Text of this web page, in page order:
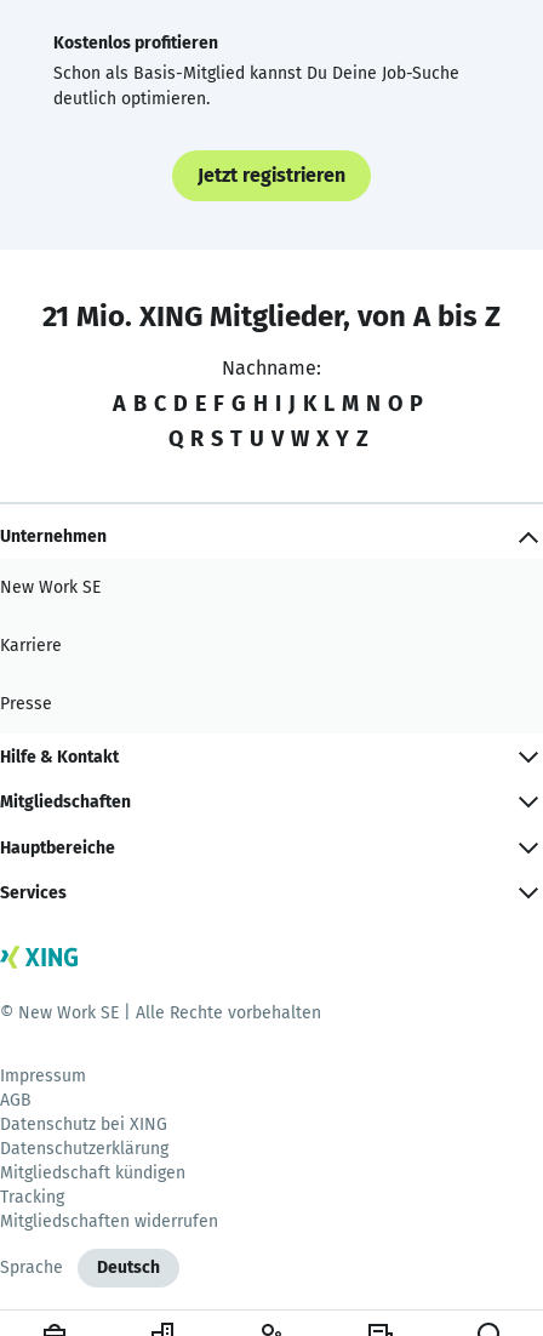
Kostenlos profitieren
Schon als Basis-Mitglied kannst Du Deine Job-Suche
deutlich optimieren.
Jetzt registrieren
21 Mio. XING Mitglieder, von A bis Z
Nachname:
A B C D E F G H I J K L M N O P
Q R S T U V W X Y Z
Unternehmen
New Work SE
Karriere
Presse
Hilfe & Kontakt
Mitgliedschaften
Hauptbereiche
Services
© New Work SE | Alle Rechte vorbehalten
Impressum
AGB
Datenschutz bei XING
Datenschutzerklärung
Mitgliedschaft kündigen
Tracking
Mitgliedschaften widerrufen
Sprache Deutsch